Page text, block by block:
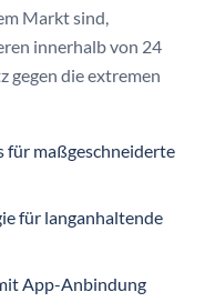
Markt sind,
innerhalb von 24
gegen die extremen
für maßgeschneiderte
für langanhaltende
App-Anbindung